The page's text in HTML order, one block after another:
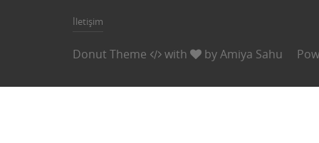
İletişim
Donut Theme with byAmiya Sahu